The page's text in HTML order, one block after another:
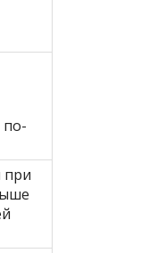
по-
при